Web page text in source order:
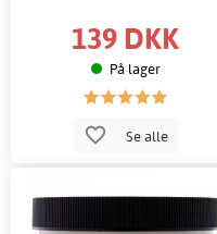
139 DKK
På lager
Se alle